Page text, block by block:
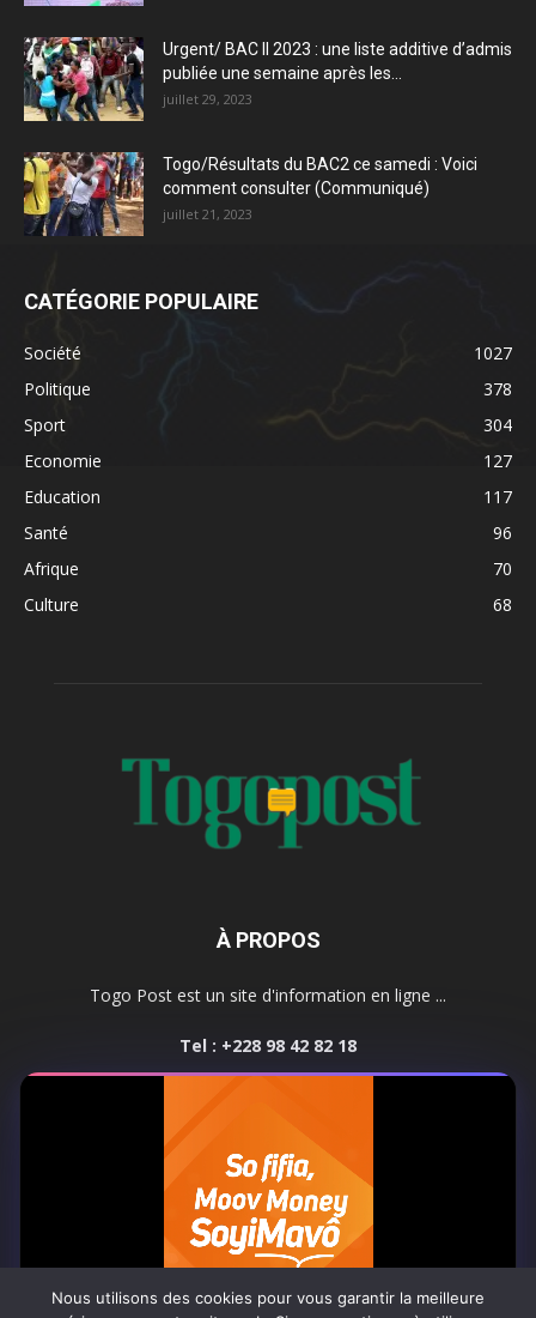
Urgent/ BAC II 2023 : une liste additive d’admis
publiée une semaine après les...
juillet 29, 2023
Togo/Résultats du BAC2 ce samedi : Voici
comment consulter (Communiqué)
juillet 21, 2023
CATÉGORIE POPULAIRE
Société
1027
Politique
378
Sport
304
Economie
127
Education
117
Santé
96
Afrique
70
Culture
68
À PROPOS
Togo Post est un site d'information en ligne ...
Tel : +228 98 42 82 18
SUIVEZ NOUS
Nous utilisons des cookies pour vous garantir la meilleure